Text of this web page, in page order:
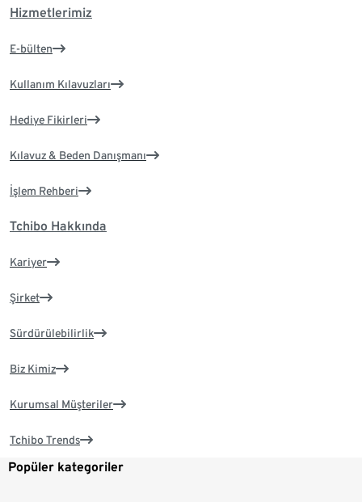
Hizmetlerimiz
E-bülten
Kullanım Kılavuzları
Hediye Fikirleri
Kılavuz & Beden Danışmanı
İşlem Rehberi
Tchibo Hakkında
Kariyer
Şirket
Sürdürülebilirlik
Biz Kimiz
Kurumsal Müşteriler
Tchibo Trends
Popüler kategoriler